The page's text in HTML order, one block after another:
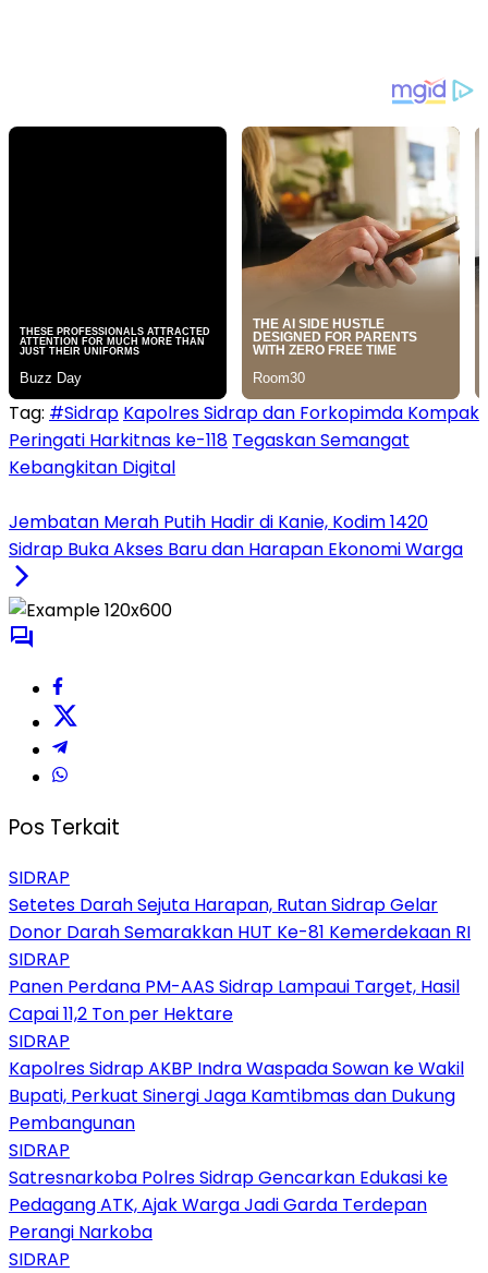
Tag: #Sidrap Kapolres Sidrap dan Forkopimda Kompak
Peringati Harkitnas ke-118 Tegaskan Semangat
Kebangkitan Digital
Jembatan Merah Putih Hadir di Kanie, Kodim 1420
Sidrap Buka Akses Baru dan Harapan Ekonomi Warga
Pos Terkait
SIDRAP
Setetes Darah Sejuta Harapan, Rutan Sidrap Gelar
Donor Darah Semarakkan HUT Ke-81 Kemerdekaan RI
SIDRAP
Panen Perdana PM-AAS Sidrap Lampaui Target, Hasil
Capai 11,2 Ton per Hektare
SIDRAP
Kapolres Sidrap AKBP Indra Waspada Sowan ke Wakil
Bupati, Perkuat Sinergi Jaga Kamtibmas dan Dukung
Pembangunan
SIDRAP
Satresnarkoba Polres Sidrap Gencarkan Edukasi ke
Pedagang ATK, Ajak Warga Jadi Garda Terdepan
Perangi Narkoba
SIDRAP